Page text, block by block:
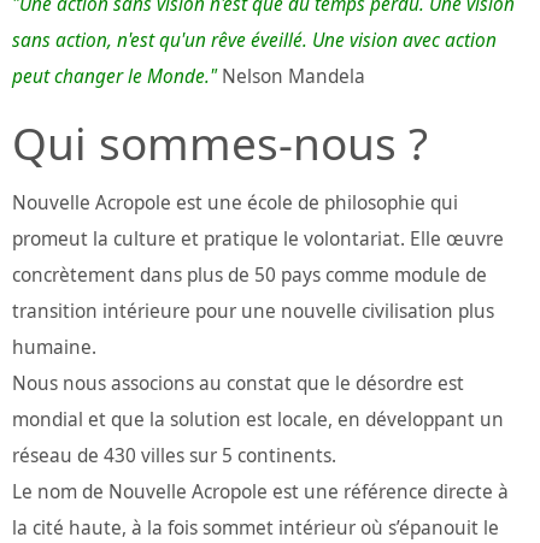
sans action, n'est qu'un rêve éveillé. Une vision avec action
peut changer le Monde."Nelson Mandela
Qui sommes-nous ?
Nouvelle Acropole est une école de philosophie qui
promeut la culture et pratique le volontariat. Elle œuvre
concrètement dans plus de 50 pays comme module de
transition intérieure pour une nouvelle civilisation plus
humaine.
Nous nous associons au constat que le désordre est
mondial et que la solution est locale, en développant un
réseau de 430 villes sur 5 continents.
Le nom de Nouvelle Acropole est une référence directe à
la cité haute, à la fois sommet intérieur où s’épanouit le